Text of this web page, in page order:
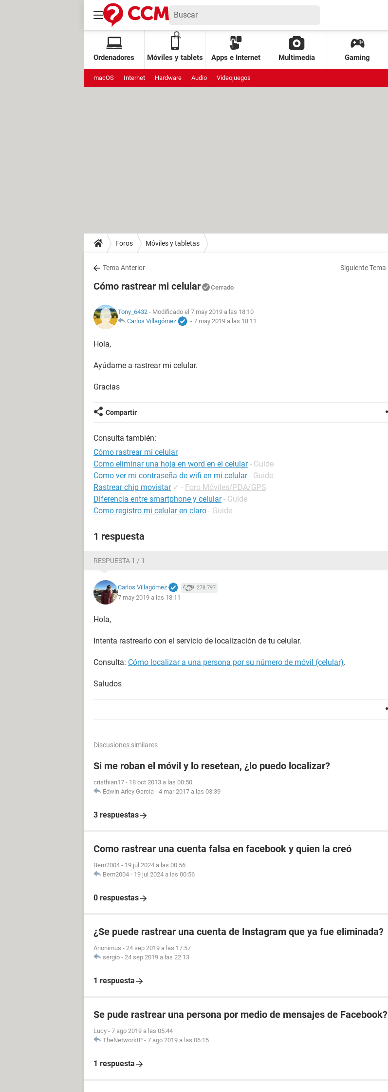
Ordenadores Móviles y tablets Apps e Internet Multimedia Gaming
macOS Internet Hardware Audio Videojuegos
Foros Móviles y tabletas
Tema Anterior Siguiente Tema
Cómo rastrear mi celular Cerrado
Tony_6432 - Modificado el 7 may 2019 a las 18:10
Carlos Villagómez
- 7 may 2019 a las 18:11
Hola,
Ayúdame a rastrear mi celular.
Gracias
Compartir
Consulta también:
Cómo rastrear mi celular
Como eliminar una hoja en word en el celular - Guide
Como ver mi contraseña de wifi en mi celular - Guide
Rastrear chip movistar ✓ - Foro Móviles/PDA/GPS
Diferencia entre smartphone y celular - Guide
Como registro mi celular en claro - Guide
1 respuesta
RESPUESTA 1 / 1
Carlos Villagómez 278.797
7 may 2019 a las 18:11
Hola,
Intenta rastrearlo con el servicio de localización de tu celular.
Consulta: Cómo localizar a una persona por su número de móvil (celular).
Saludos
Discusiones similares
Si me roban el móvil y lo resetean, ¿lo puedo localizar?
cristhian17 - 18 oct 2013 a las 00:50
Edwin Arley García - 4 mar 2017 a las 03:39
3 respuestas
Como rastrear una cuenta falsa en facebook y quien la creó
Bem2004 - 19 jul 2024 a las 00:56
Bem2004 - 19 jul 2024 a las 00:56
0 respuestas
¿Se puede rastrear una cuenta de Instagram que ya fue eliminada?
Anonimus - 24 sep 2019 a las 17:57
sergio - 24 sep 2019 a las 22:13
1 respuesta
Se pude rastrear una persona por medio de mensajes de Facebook?
Lucy - 7 ago 2019 a las 05:44
TheNetworkIP - 7 ago 2019 a las 06:15
1 respuesta